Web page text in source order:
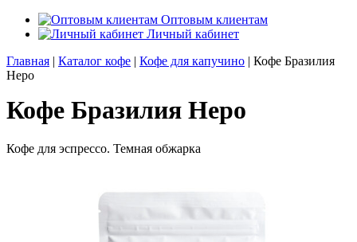
Оптовым клиентам
Личный кабинет
Главная | Каталог кофе | Кофе для капучино | Кофе Бразилия
Неро
Кофе Бразилия Неро
Кофе для эспрессо. Темная обжарка